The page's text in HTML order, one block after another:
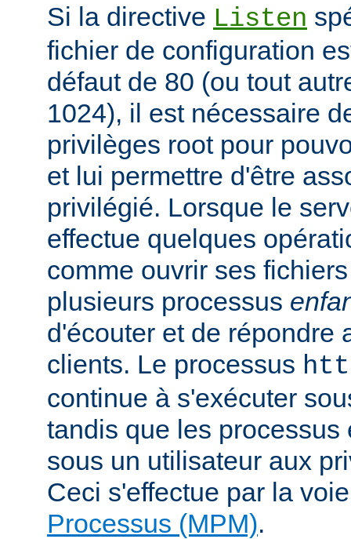
Si la directive Listen
fichier de configuration
défaut de 80 (ou tout
1024), il est nécessaire
privilèges root pour
et lui permettre d'être
privilégié. Lorsque le
effectue quelques
comme ouvrir ses
plusieurs processus
d'écouter et de répondre
clients. Le processus
continue à s'exécuter
tandis que les processus
sous un utilisateur aux
Ceci s'effectue par la
Processus (MPM).